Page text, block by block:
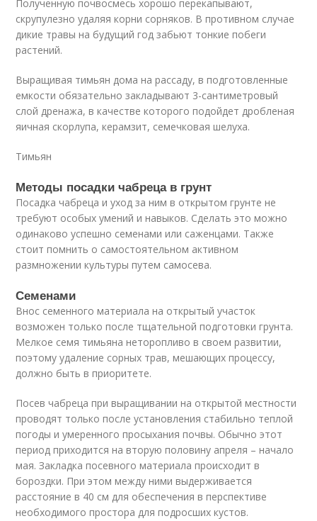
Полученную почвосмесь хорошо перекапывают,
скрупулезно удаляя корни сорняков. В противном случае
дикие травы на будущий год забьют тонкие побеги
растений.
Выращивая тимьян дома на рассаду, в подготовленные
емкости обязательно закладывают 3-сантиметровый
слой дренажа, в качестве которого подойдет дробленая
яичная скорлупа, керамзит, семечковая шелуха.
Тимьян
Методы посадки чабреца в грунт
Посадка чабреца и уход за ним в открытом грунте не
требуют особых умений и навыков. Сделать это можно
одинаково успешно семенами или саженцами. Также
стоит помнить о самостоятельном активном
размножении культуры путем самосева.
Семенами
Внос семенного материала на открытый участок
возможен только после тщательной подготовки грунта.
Мелкое семя тимьяна неторопливо в своем развитии,
поэтому удаление сорных трав, мешающих процессу,
должно быть в приоритете.
Посев чабреца при выращивании на открытой местности
проводят только после установления стабильно теплой
погоды и умеренного просыхания почвы. Обычно этот
период приходится на вторую половину апреля – начало
мая. Закладка посевного материала происходит в
бороздки. При этом между ними выдерживается
расстояние в 40 см для обеспечения в перспективе
необходимого простора для подросших кустов.